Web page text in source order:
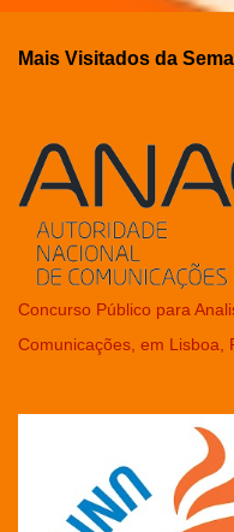
Mais Visitados da
Concurso Público para
Comunicações, em Lisboa,